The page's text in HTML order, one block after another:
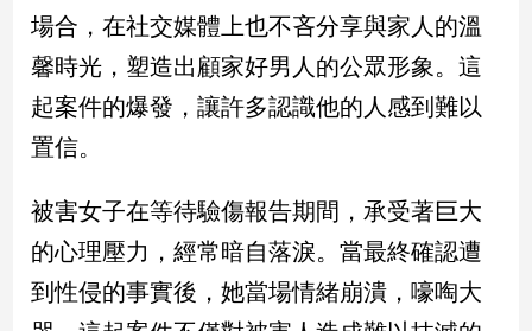
南
台
灣
觀
點
南
台
灣
觀
點
場合，在社交媒體上也不吝分享與家人的溫
馨時光，塑造出顧家好男人的公眾形象。這
起案件的爆發，讓許多認識他的人感到難以
置信。
被害女子在等待驗傷報告期間，承受著巨大
的心理壓力，經常暗自落淚。當最終確認遭
到性侵的事實後，她當場情緒崩潰，嚎啕大